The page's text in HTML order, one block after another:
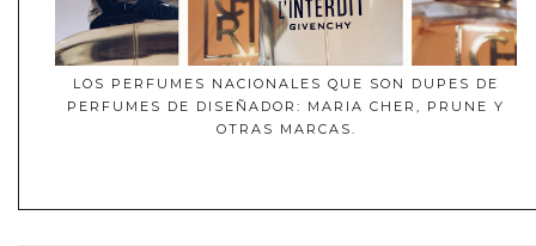
LOS PERFUMES NACIONALES QUE SON DUPES DE
PERFUMES DE DISEÑADOR: MARIA CHER, PRUNE Y
OTRAS MARCAS.